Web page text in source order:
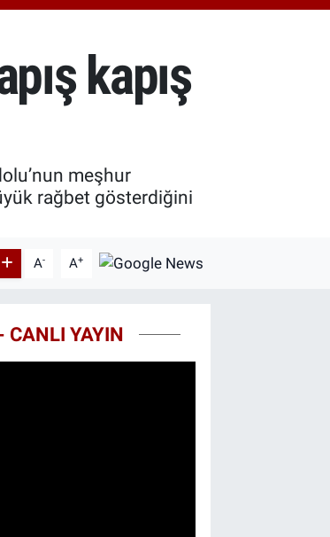
kapış
meşhur
rağbet gösterdiğini
A- A+
CANLI YAYIN